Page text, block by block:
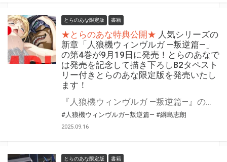
とらのあな限定版 書籍
★とらのあな特典公開★ 人気シリーズの
新章「人狼機ウィンヴルガ ―叛逆篇―」
の第4巻が9月19日に発売！とらのあなで
は発売を記念して描き下ろしB2タペスト
リー付きとらのあな限定版を発売いたし
ます！
#人狼機ウィンヴルガ―叛逆篇― #綱島志朗
2025.09.16
とらのあな限定版 書籍